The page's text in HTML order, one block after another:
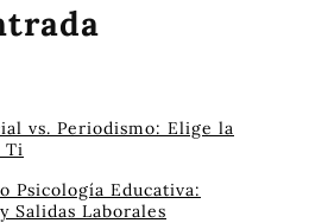
vs. Periodismo: Elige la
Ti
Psicología Educativa:
Salidas Laborales